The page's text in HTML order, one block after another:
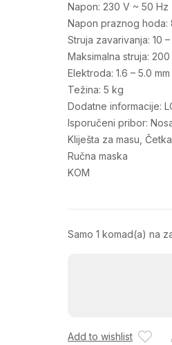
Napon: 230 V ~ 50 Hz
Napon praznog hoda:
Struja zavarivanja: 10
Maksimalna struja:
Elektroda: 1.6 – 5.0 mm
Težina: 5 kg
Dodatne informacije:
Isporučeni pribor:
Kliješta za masu,
Ručna maska
KOM
Samo 1 komad(a) na
200A
Add to wishlist